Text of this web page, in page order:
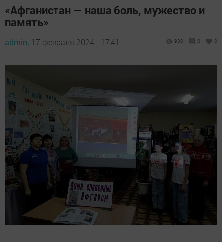
«Афганистан — наша боль, мужество и
память»
admin, 17 февраля 2024 - 17:41 930 0 0